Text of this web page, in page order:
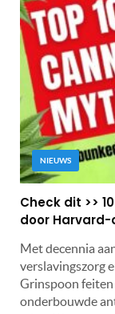
NIEUWS
Check dit >>
door
Met decennia
verslavingszorg
Grinspoon
onderbouwde